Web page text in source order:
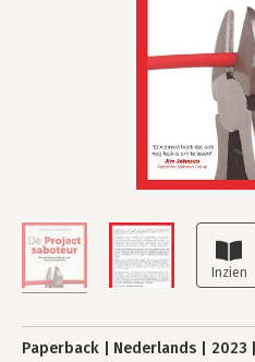
Paperback Nederlands 2023